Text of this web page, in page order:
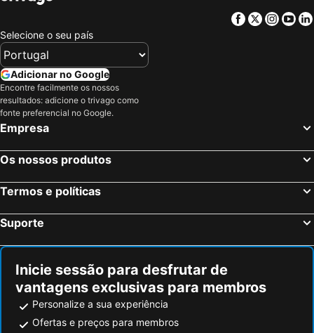
Facebook
Twitter
Selecione o seu país
Adicionar no Google
Encontre facilmente os nossos
resultados: adicione o trivago como
fonte preferencial no Google.
Empresa
Os nossos produtos
Termos e políticas
Suporte
Inicie sessão para desfrutar de
vantagens exclusivas para membros
Personalize a sua experiência
Ofertas e preços para membros